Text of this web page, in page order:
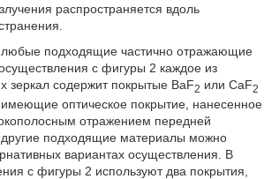
распространяется вдоль
любые подходящие частично отражающие
с фигуры 2 каждое из
зеркал содержит покрытые BaF2 или CaF2
оптическое покрытие, нанесенное
отражением передней
подходящие материалы можно
вариантах осуществления. В
с фигуры 2 используют два покрытия,